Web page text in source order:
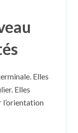
Elles
Elles
l’orientation